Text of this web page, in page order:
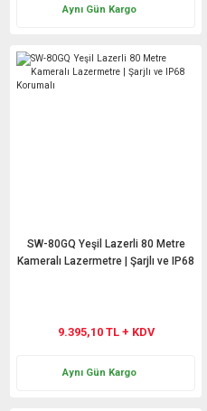
Aynı Gün Kargo
SW-80GQ Yeşil Lazerli 80 Metre
Kameralı Lazermetre | Şarjlı ve IP68
9.395,10 TL + KDV
Aynı Gün Kargo